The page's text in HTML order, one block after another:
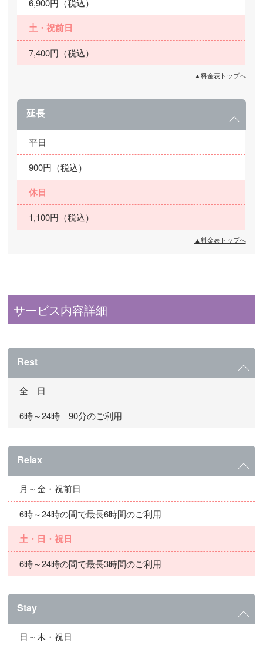
6,900円（税込）
土・祝前日
7,400円（税込）
▲料金表トップへ
延長
平日
900円（税込）
休日
1,100円（税込）
▲料金表トップへ
サービス内容詳細
Rest
全 日
6時～24時 90分のご利用
Relax
月～金・祝前日
6時～24時の間で最長6時間のご利用
土・日・祝日
6時～24時の間で最長3時間のご利用
Stay
日～木・祝日